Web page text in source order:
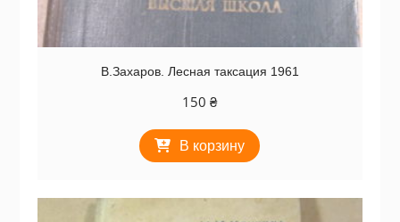
В.Захаров. Лесная таксация 1961
150₴
В корзину